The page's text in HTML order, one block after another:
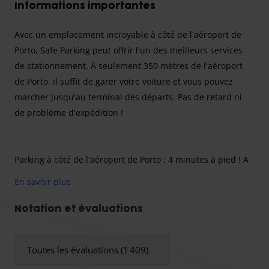
Informations importantes
Avec un emplacement incroyable à côté de l'aéroport de
Porto, Safe Parking peut offrir l'un des meilleurs services
de stationnement. À seulement 350 mètres de l'aéroport
de Porto, il suffit de garer votre voiture et vous pouvez
marcher jusqu'au terminal des départs. Pas de retard ni
de problème d'expédition !
Parking à côté de l'aéroport de Porto : 4 minutes à pied ! A
laisser les clés. Le meilleur rapport entre prix, qualité et
sécurité.
Safe Park ne dispose pas d'installations pour les clients en
En savoir plus
Notation et évaluations
Toutes les évaluations (1 409)